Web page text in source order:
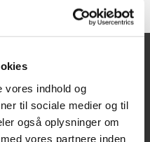
vores indhold og
til sociale medier og til
også oplysninger om
vores partnere inden